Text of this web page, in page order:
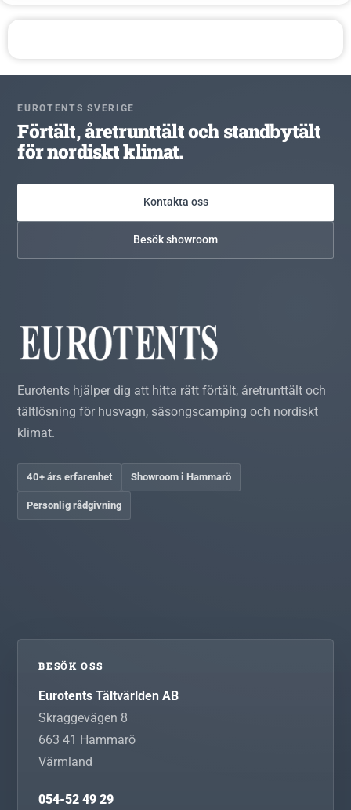
EUROTENTS SVERIGE
Förtält, åretrunttält och standbytält
för nordiskt klimat.
Kontakta oss
Besök showroom
Eurotents hjälper dig att hitta rätt förtält, åretrunttält och
tältlösning för husvagn, säsongscamping och nordiskt
klimat.
40+ års erfarenhet Showroom i Hammarö
Personlig rådgivning
BESÖK OSS
Eurotents Tältvärlden AB
Skraggevägen 8
663 41 Hammarö
Värmland
054-52 49 29